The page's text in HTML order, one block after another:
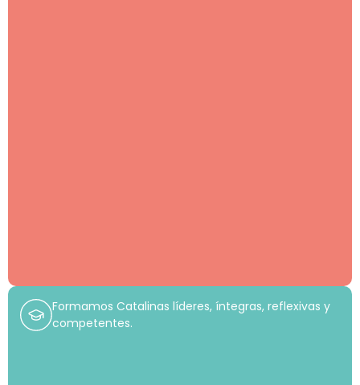
Formamos Catalinas líderes, íntegras, reflexivas y
competentes.